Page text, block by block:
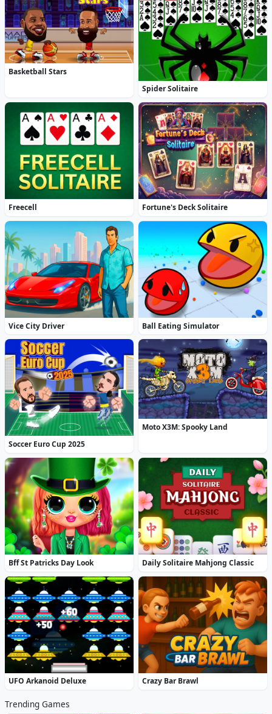
Basketball Stars
Spider Solitaire
Freecell Fortune's Deck Solitaire
Vice City Driver Ball Eating Simulator
Soccer Euro Cup 2025
Moto X3M: Spooky Land
Bff St Patricks Day Look Daily Solitaire Mahjong Classic
UFO Arkanoid Deluxe Crazy Bar Brawl
Trending Games